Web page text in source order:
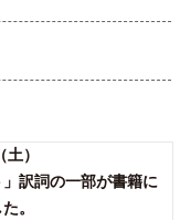
）
」訳詞の一部が書籍に
。